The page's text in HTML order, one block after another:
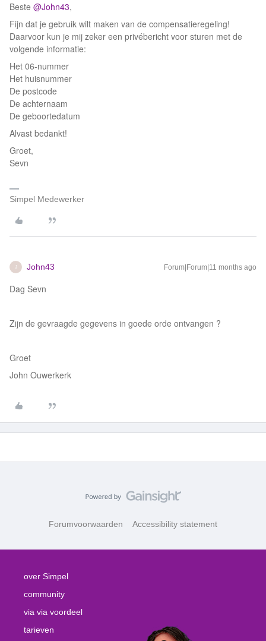
Beste ​ @John43,
Fijn dat je gebruik wilt maken van de compensatieregeling!
Daarvoor kun je mij zeker een privébericht voor sturen met de
volgende informatie:
Het 06-nummer
Het huisnummer
De postcode
De achternaam
De geboortedatum
Alvast bedankt!
Groet,
Sevn
Simpel Medewerker
J John43 Forum|Forum|11 months ago
Dag Sevn
Zijn de gevraagde gegevens in goede orde ontvangen ?
Groet
John Ouwerkerk
Forumvoorwaarden Accessibility statement
over Simpel
community
via via voordeel
tarieven